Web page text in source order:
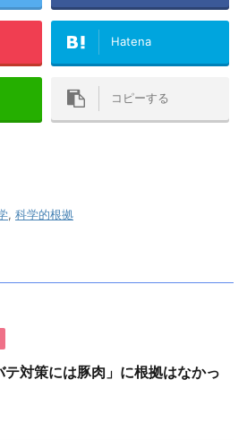
Hatena
コピーする
, 科学的根拠
テ対策には豚肉」に根拠はなかっ